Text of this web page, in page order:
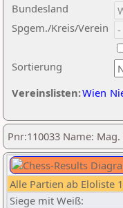
Sortierung
Bundesland
Spgem./Kreis/Verein
Vereinslisten:Wien
Pnr:110033 Name:
Alle Partien ab Eloliste
Siege mit Weiß: